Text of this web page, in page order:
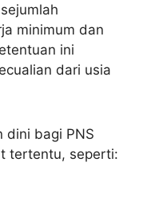
minimum dan
ini
dari usia
dini bagi PNS
tertentu, seperti: